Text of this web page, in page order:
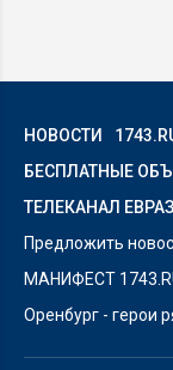
НОВОСТИ
БЕСПЛАТНЫЕ
ТЕЛЕКАНАЛ
Предложить
МАНИФЕСТ
Оренбург - герои